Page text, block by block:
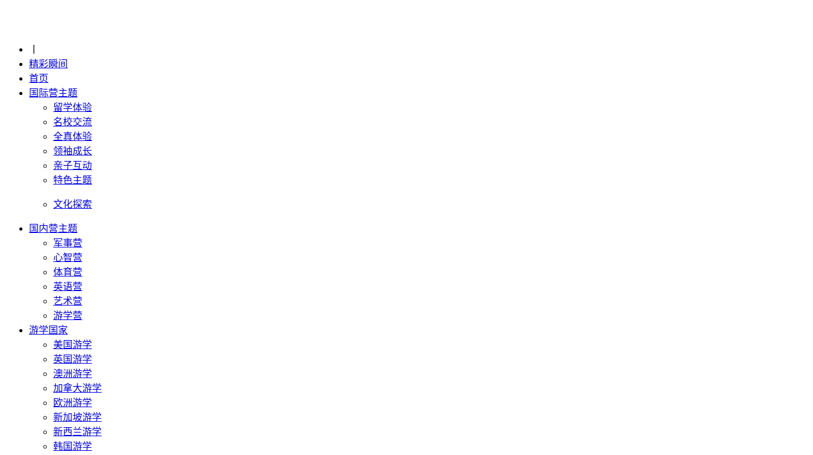
精彩瞬间
首页
国际营主题
留学体验
名校交流
全真体验
领袖成长
亲子互动
特色主题
文化探索
国内营主题
军事营
心智营
体育营
英语营
艺术营
游学营
游学国家
美国游学
英国游学
澳洲游学
加拿大游学
欧洲游学
新加坡游学
新西兰游学
韩国游学